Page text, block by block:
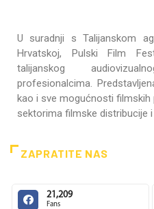
U suradnji s Talijanskom
Hrvatskoj, Pulski Film
talijanskog
profesionalcima.
kao i sve mogućnosti
sektorima filmske distribucije
ZAPRATITE NAS
21,209
Fans